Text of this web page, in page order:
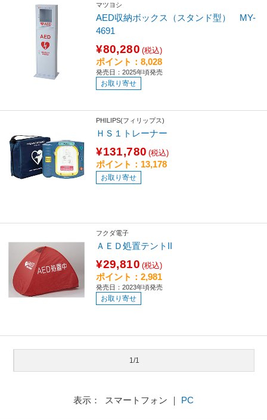
マツヨシ
AED収納ボックス（スタンド型） MY-
4691
¥80,280 (税込)
ポイント：8,028
発売日：2025年頃発売
お取り寄せ
PHILIPS(フィリップス)
ＨＳ１トレーナー
¥131,780 (税込)
ポイント：13,178
お取り寄せ
フクダ電子
ＡＥＤ処置テントII
¥29,810 (税込)
ポイント：2,981
発売日：2023年頃発売
お取り寄せ
1/1
表示： スマートフォン ｜ PC